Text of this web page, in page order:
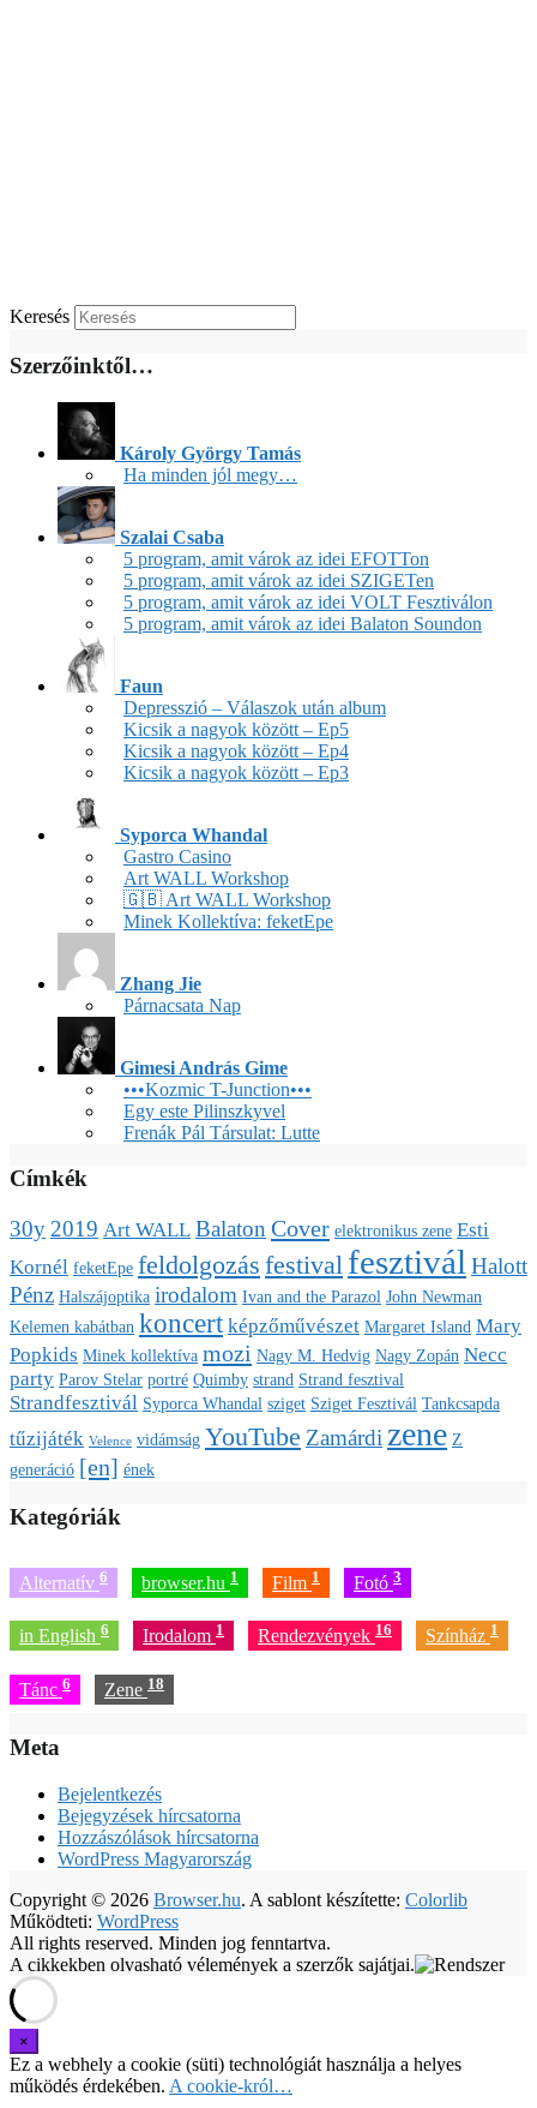
Keresés
Szerzőinktől…
Károly György Tamás
Ha minden jól megy…
Szalai Csaba
5 program, amit várok az idei EFOTTon
5 program, amit várok az idei SZIGETen
5 program, amit várok az idei VOLT Fesztiválon
5 program, amit várok az idei Balaton Soundon
Faun
Depresszió – Válaszok után album
Kicsik a nagyok között – Ep5
Kicsik a nagyok között – Ep4
Kicsik a nagyok között – Ep3
Syporca Whandal
Gastro Casino
Art WALL Workshop
🇬🇧 Art WALL Workshop
Minek Kollektíva: feketEpe
Zhang Jie
Párnacsata Nap
Gimesi András Gime
•••Kozmic T-Junction•••
Egy este Pilinszkyvel
Frenák Pál Társulat: Lutte
Címkék
30y 2019 Art WALL Balaton Cover elektronikus zene Esti
Kornél feketEpe feldolgozás festival fesztivál Halott
Pénz Halszájoptika irodalom Ivan and the Parazol John Newman
Kelemen kabátban koncert képzőművészet Margaret Island Mary
Popkids Minek kollektíva mozi Nagy M. Hedvig Nagy Zopán Necc
party Parov Stelar portré Quimby strand Strand fesztival
Strandfesztivál Syporca Whandal sziget Sziget Fesztivál Tankcsapda
tűzijáték Velence vidámság YouTube Zamárdi zene Z
generáció [en] ének
Kategóriák
Alternatív 6 browser.hu 1 Film 1 Fotó 3
in English 6 Irodalom 1 Rendezvények 16 Színház 1
Tánc 6 Zene 18
Meta
Bejelentkezés
Bejegyzések hírcsatorna
Hozzászólások hírcsatorna
WordPress Magyarország
Copyright © 2026 Browser.hu. A sablont készítette: Colorlib
Működteti: WordPress
All rights reserved. Minden jog fenntartva.
A cikkekben olvasható vélemények a szerzők sajátjai.
Ez a webhely a cookie (süti) technológiát használja a helyes
működés érdekében. A cookie-król…